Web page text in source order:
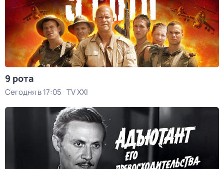
9 рота
Сегодня в 17:05 TV XXI